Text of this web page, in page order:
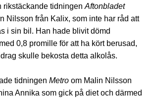
rikstäckande tidningen Aftonbladet
Nilsson från Kalix, som inte har råd att
i sin bil. Han hade blivit dömd
0,8 promille för att ha kört berusad,
skulle bekosta detta alkolås.
tidningen Metro om Malin Nilsson
Annika som gick på diet och därmed